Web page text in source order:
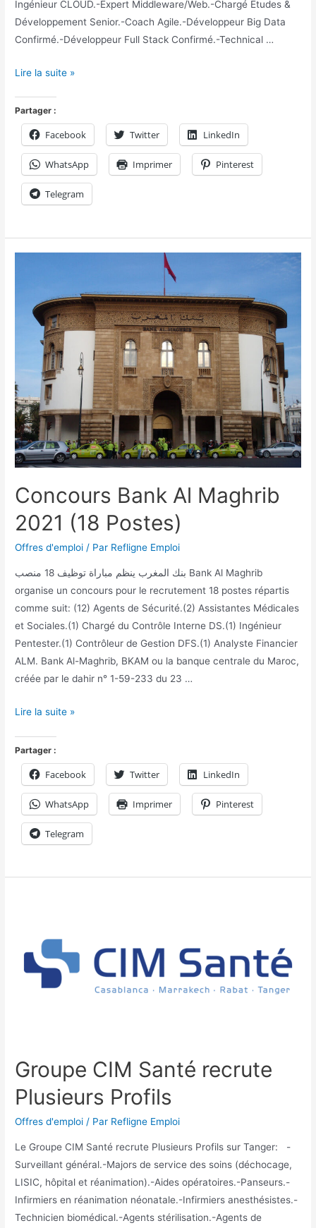
Ingénieur CLOUD.-Expert Middleware/Web.-Chargé Etudes &
Développement Senior.-Coach Agile.-Développeur Big Data
Confirmé.-Développeur Full Stack Confirmé.-Technical …
Lire la suite »
Partager :
Facebook Twitter LinkedIn
WhatsApp Imprimer Pinterest
Telegram
Concours Bank Al Maghrib
2021 (18 Postes)
Offres d'emploi / Par Refligne Emploi
بنك المغرب ينظم مباراة توظيف 18 منصب Bank Al Maghrib
organise un concours pour le recrutement 18 postes répartis
comme suit: (12) Agents de Sécurité.(2) Assistantes Médicales
et Sociales.(1) Chargé du Contrôle Interne DS.(1) Ingénieur
Pentester.(1) Contrôleur de Gestion DFS.(1) Analyste Financier
ALM. Bank Al-Maghrib, BKAM ou la banque centrale du Maroc,
créée par le dahir n° 1-59-233 du 23 …
Lire la suite »
Partager :
Facebook Twitter LinkedIn
WhatsApp Imprimer Pinterest
Telegram
Groupe CIM Santé recrute
Plusieurs Profils
Offres d'emploi / Par Refligne Emploi
Le Groupe CIM Santé recrute Plusieurs Profils sur Tanger: -
Surveillant général.-Majors de service des soins (déchocage,
LISIC, hôpital et réanimation).-Aides opératoires.-Panseurs.-
Infirmiers en réanimation néonatale.-Infirmiers anesthésistes.-
Technicien biomédical.-Agents stérilisation.-Agents de